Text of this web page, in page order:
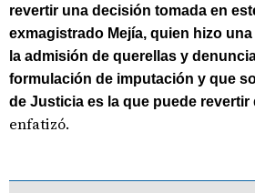
revertir una decisión tomada en
exmagistrado Mejía, quien hizo
la admisión de querellas y
formulación de imputación y que
de Justicia es la que puede
enfatizó.